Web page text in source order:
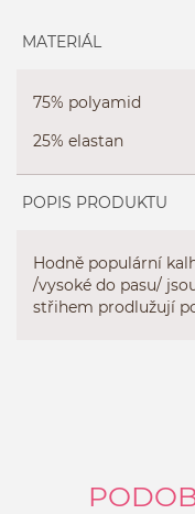
MATERIÁL
75% polyamid
25% elastan
POPIS PRODUKTU
Hodně populární
/vysoké do pasu/
střihem prodlužují